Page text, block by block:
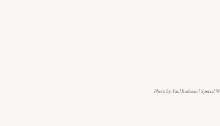
Photo by: Paul Budusan | Special